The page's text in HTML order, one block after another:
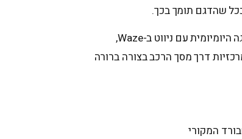
שהדגם תומך בכך.
המערכת מיועדת לשדרוג חוויית הנהיגה היומיומית עם ניווט ב-Waze,
דרך מסך הרכב בצורה ברורה
המקורי